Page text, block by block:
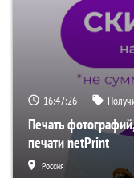
16:47:24
Печать
печати netPrint
Россия